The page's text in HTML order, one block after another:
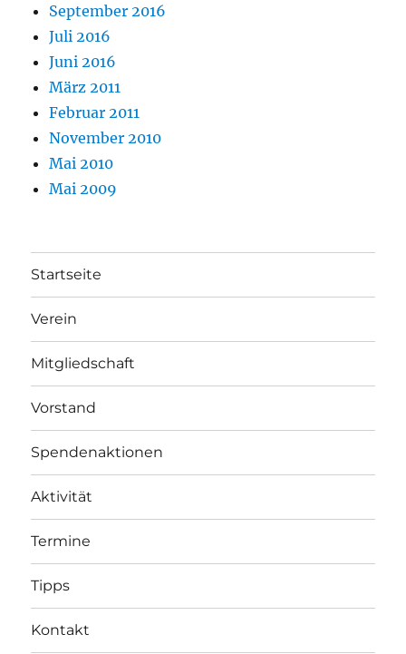
September 2016
Juli 2016
Juni 2016
März 2011
Februar 2011
November 2010
Mai 2010
Mai 2009
Startseite
Verein
Mitgliedschaft
Vorstand
Spendenaktionen
Aktivität
Termine
Tipps
Kontakt